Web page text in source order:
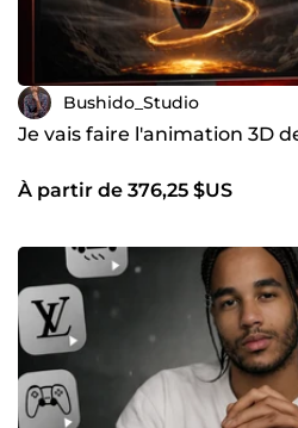
Bushido_Studio
Je vais faire l'animation 3D
À partir de 376,25 $US